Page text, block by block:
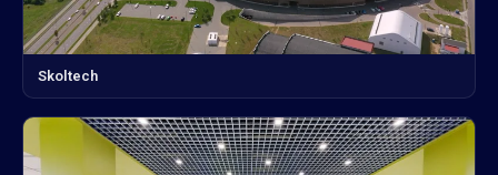
Skoltech